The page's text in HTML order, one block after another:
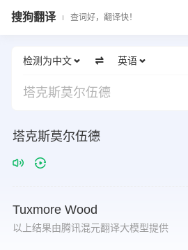
搜狗翻译 查词好，翻译快！
检测为中文 英语
塔克斯莫尔伍德
塔克斯莫尔伍德
Tuxmore Wood
以上结果由腾讯混元翻译大模型提供